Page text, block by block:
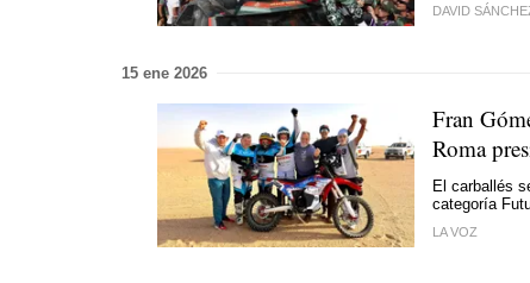
DAVID
15 ene 2026
Fran
Roma
El carballés
categoría
LA VOZ